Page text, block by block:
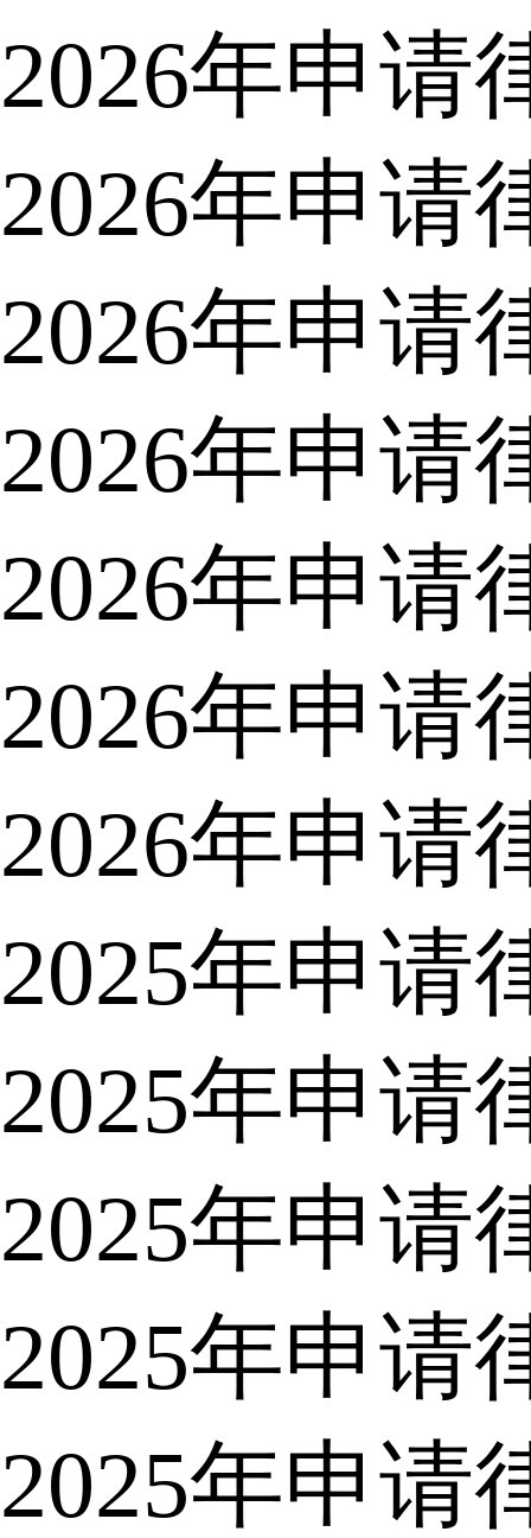
2026年申请
2026年申请
2026年申请
2026年申请
2026年申请
2026年申请
2026年申请
2025年申请
2025年申请
2025年申请
2025年申请
2025年申请